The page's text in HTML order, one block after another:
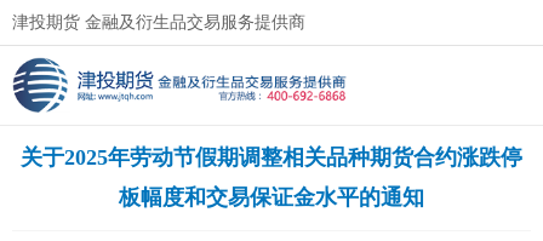
津投期货 金融及衍生品交易服务提供商
关于2025年劳动节假期调整相关品种期货合约涨跌停
板幅度和交易保证金水平的通知